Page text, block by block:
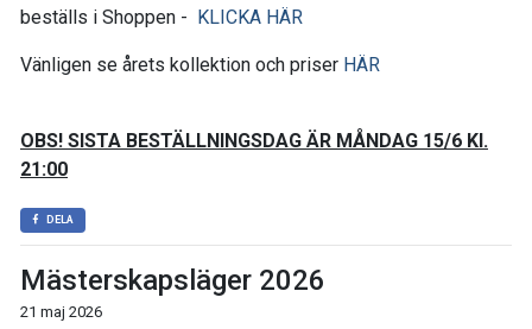
beställs i Shoppen - KLICKA HÄR
Vänligen se årets kollektion och priser HÄR
OBS! SISTA BESTÄLLNINGSDAG ÄR MÅNDAG 15/6 Kl.
21:00
DELA
Mästerskapsläger 2026
21 maj 2026